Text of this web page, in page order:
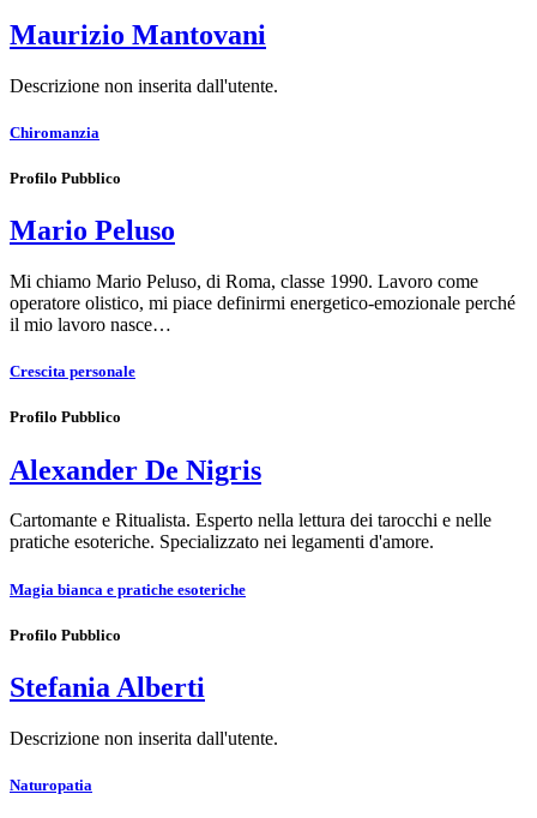
Maurizio Mantovani
Descrizione non inserita dall'utente.
Chiromanzia
Profilo Pubblico
Mario Peluso
Mi chiamo Mario Peluso, di Roma, classe 1990. Lavoro come
operatore olistico, mi piace definirmi energetico-emozionale perché
il mio lavoro nasce…
Crescita personale
Profilo Pubblico
Alexander De Nigris
Cartomante e Ritualista. Esperto nella lettura dei tarocchi e nelle
pratiche esoteriche. Specializzato nei legamenti d'amore.
Magia bianca e pratiche esoteriche
Profilo Pubblico
Stefania Alberti
Descrizione non inserita dall'utente.
Naturopatia